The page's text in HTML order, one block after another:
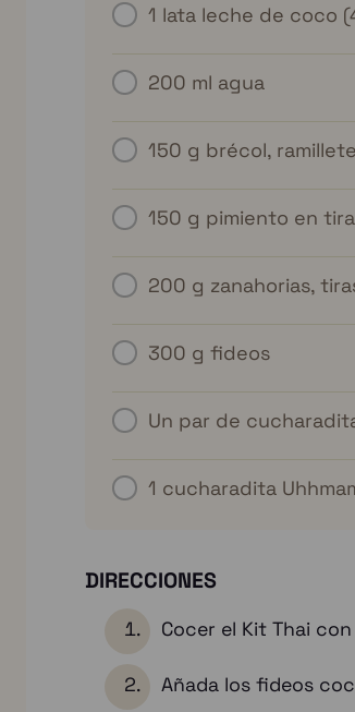
1 lata leche de coco
200 ml agua
150 g brécol,
150 g pimiento en
200 g zanahorias,
300 g fideos
Un par de
1 cucharadita
DIRECCIONES
Cocer el Kit Thai
Añada los fideos